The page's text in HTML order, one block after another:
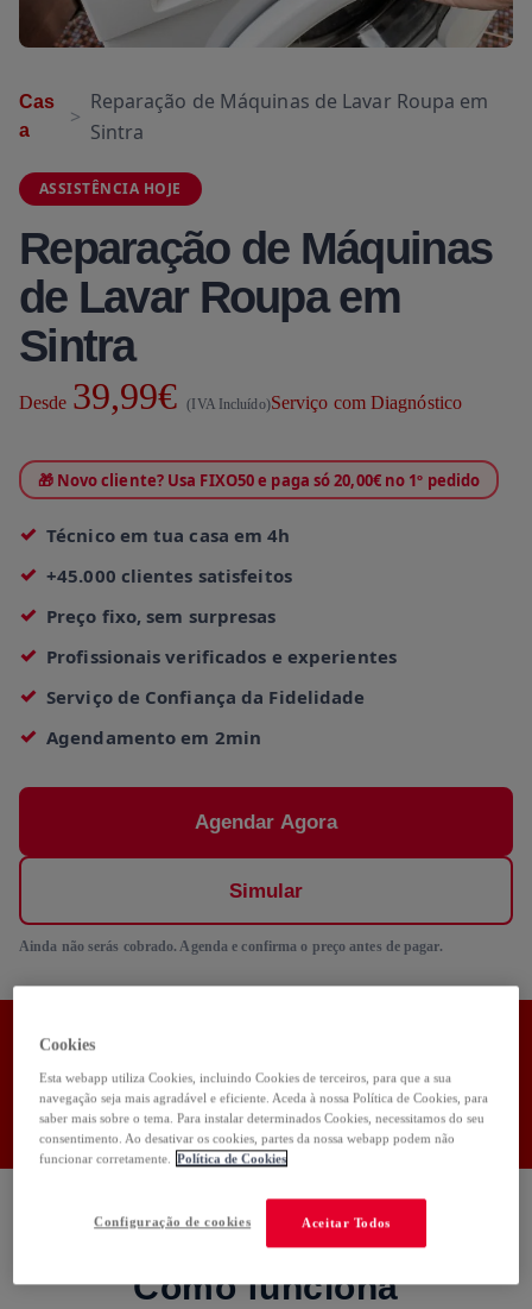
Cas
a
Reparação de Máquinas de Lavar Roupa em
Sintra
ASSISTÊNCIA HOJE
Reparação de Máquinas
de Lavar Roupa em
Sintra
Desde 39,99€(IVA Incluído)Serviço com Diagnóstico
🎁 Novo cliente? Usa FIXO50 e paga só 20,00€ no 1º pedido
Técnico em tua casa em 4h
+45.000 clientes satisfeitos
Preço fixo, sem surpresas
Profissionais verificados e experientes
Serviço de Confiança da Fidelidade
Agendamento em 2min
Agendar Agora
Simular
Ainda não serás cobrado. Agenda e confirma o preço antes de pagar.
Aproveita 50% de Desconto no teu 1º
Usa o código: FIXO50 Copiar
Como funciona
Cookies
Esta webapp utiliza Cookies, incluindo Cookies de terceiros, para que a sua
navegação seja mais agradável e eficiente. Aceda à nossa Política de Cookies, para
saber mais sobre o tema. Para instalar determinados Cookies, necessitamos do seu
consentimento. Ao desativar os cookies, partes da nossa webapp podem não
funcionar corretamente. Política de Cookies
Aceitar Todos
Configuração de cookies